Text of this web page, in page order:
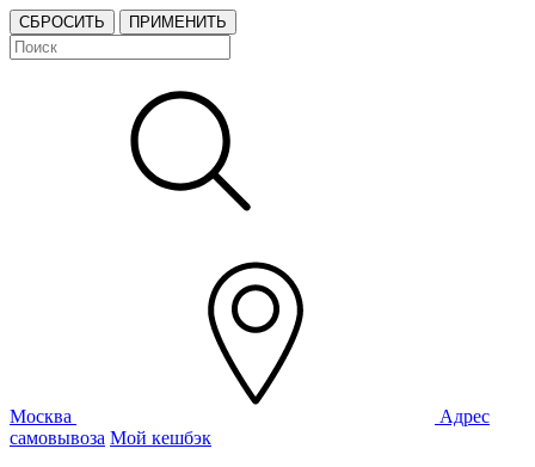
СБРОСИТЬ ПРИМЕНИТЬ
Москва
Адрес
самовывоза Мой кешбэк